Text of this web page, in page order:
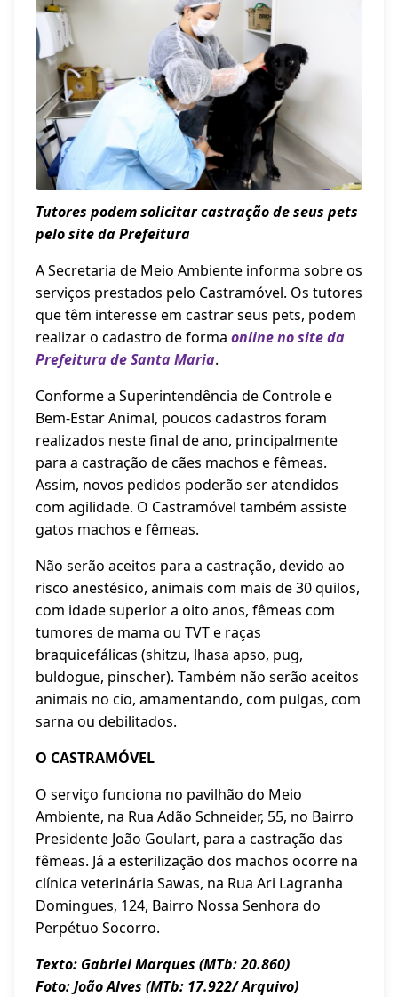
Tutores podem solicitar castração de seus pets
pelo site da Prefeitura
A Secretaria de Meio Ambiente informa sobre os
serviços prestados pelo Castramóvel. Os tutores
que têm interesse em castrar seus pets, podem
realizar o cadastro de forma online no site da
Prefeitura de Santa Maria.
Conforme a Superintendência de Controle e
Bem-Estar Animal, poucos cadastros foram
realizados neste final de ano, principalmente
para a castração de cães machos e fêmeas.
Assim, novos pedidos poderão ser atendidos
com agilidade. O Castramóvel também assiste
gatos machos e fêmeas.
Não serão aceitos para a castração, devido ao
risco anestésico, animais com mais de 30 quilos,
com idade superior a oito anos, fêmeas com
tumores de mama ou TVT e raças
braquicefálicas (shitzu, lhasa apso, pug,
buldogue, pinscher). Também não serão aceitos
animais no cio, amamentando, com pulgas, com
sarna ou debilitados.
O CASTRAMÓVEL
O serviço funciona no pavilhão do Meio
Ambiente, na Rua Adão Schneider, 55, no Bairro
Presidente João Goulart, para a castração das
fêmeas. Já a esterilização dos machos ocorre na
clínica veterinária Sawas, na Rua Ari Lagranha
Domingues, 124, Bairro Nossa Senhora do
Perpétuo Socorro.
Texto: Gabriel Marques (MTb: 20.860)
Foto: João Alves (MTb: 17.922/ Arquivo)